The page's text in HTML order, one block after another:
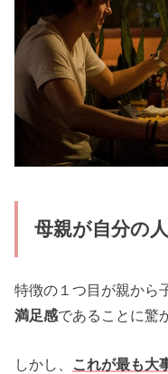
母親が自分の
特徴の１つ目が親から
満足感であることに驚
しかし、 これが最も大